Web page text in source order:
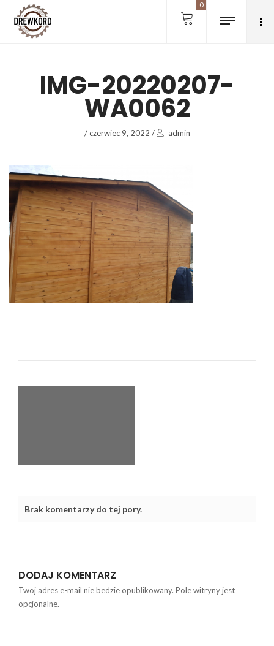
0
IMG-20220207-
WA0062
/ czerwiec 9, 2022 / admin
Brak komentarzy do tej pory.
DODAJ KOMENTARZ
Twoj adres e-mail nie bedzie opublikowany. Pole witryny jest
opcjonalne.